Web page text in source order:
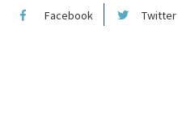
Facebook Twitter